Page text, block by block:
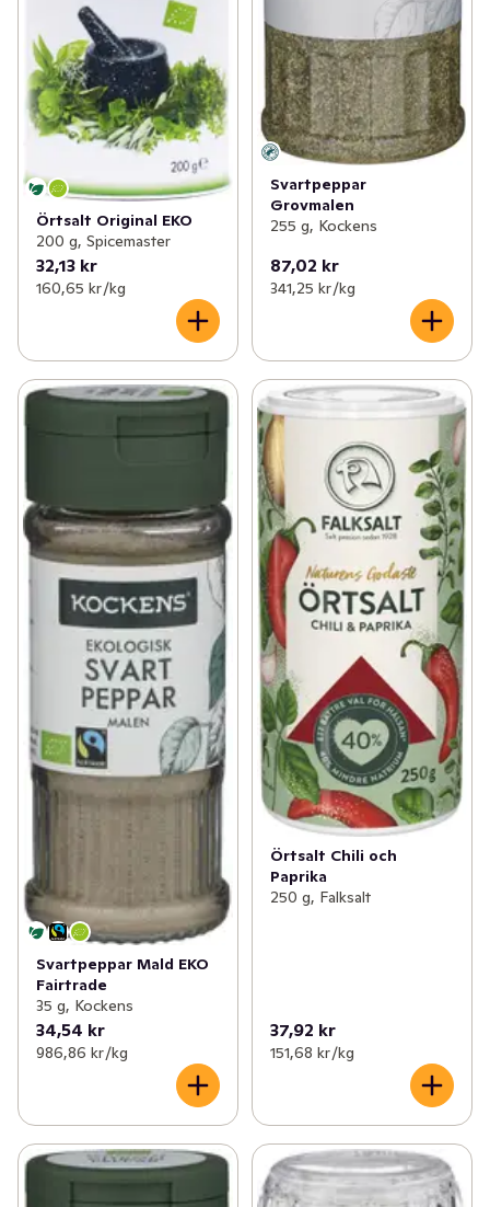
Örtsalt Original EKO
200 g, Spicemaster
32,13 kr
160,65 kr /kg
Svartpeppar
Grovmalen
255 g, Kockens
87,02 kr
341,25 kr /kg
Svartpeppar Mald EKO
Fairtrade
35 g, Kockens
34,54 kr
986,86 kr /kg
Örtsalt Chili och
Paprika
250 g, Falksalt
37,92 kr
151,68 kr /kg